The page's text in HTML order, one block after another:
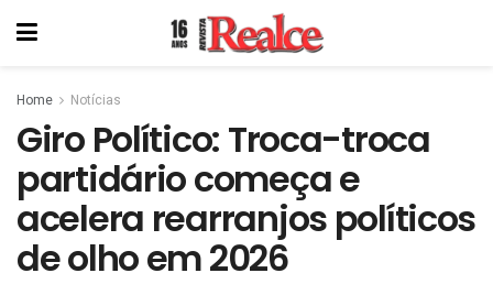
Home Notícias
Giro Político: Troca-troca
partidário começa e
acelera rearranjos políticos
de olho em 2026